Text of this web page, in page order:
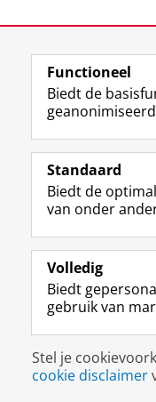
View this page in:
Volg de
Studiekiezers
Alumni
Over ons
Disclaimer &
Functioneel
Biedt de
Standaard
Biedt de
van onder
Volledig
Biedt
gebruik van
Stel je
cookie disclaimer